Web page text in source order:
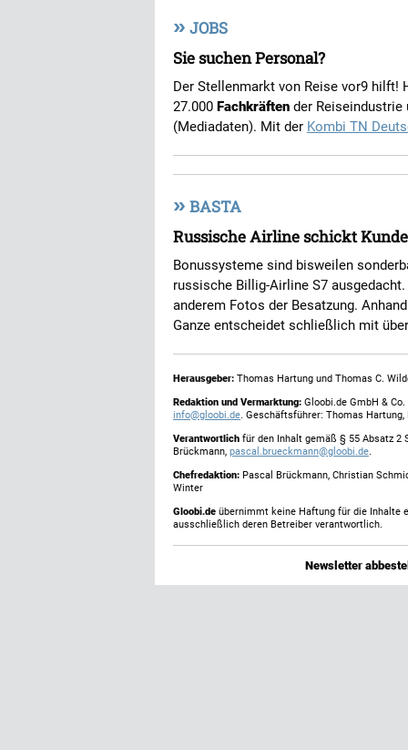
» JOBS
Sie suchen Personal?
Der Stellenmarkt von Reise vor9 hilft!
27.000 Fachkräften der
(Mediadaten). Mit der Kombi TN
» BASTA
Russische Airline schickt
Bonussysteme sind bisweilen
russische Billig-Airline S7
anderem Fotos der Besatzung.
Ganze entscheidet schließlich mit
Herausgeber: Thomas Hartung und Thomas C.
Redaktion und Vermarktung: Gloobi.de GmbH &
info@gloobi.de. Geschäftsführer: Thomas
Verantwortlich für den Inhalt gemäß § 55 Absatz 2
Brückmann, pascal.brueckmann@gloobi.de.
Chefredaktion: Pascal Brückmann, Christian
Winter
Gloobi.de übernimmt keine Haftung für die Inhalte
ausschließlich deren Betreiber verantwortlich.
Newsletter